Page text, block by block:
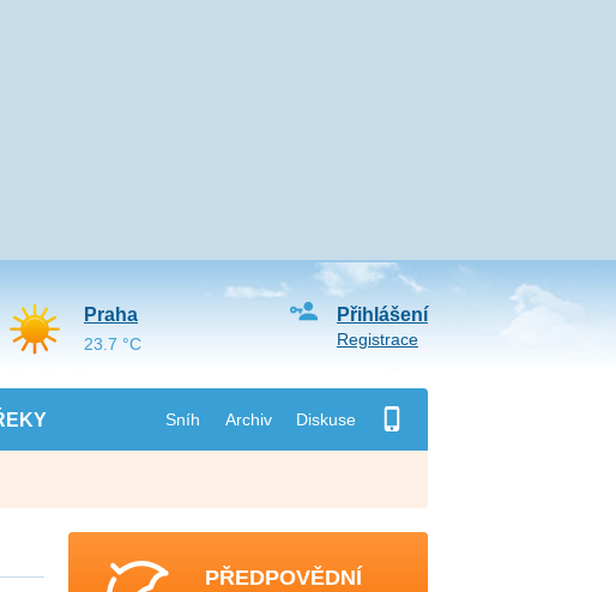
Sníh Archiv Diskuse
Přihlášení
Registrace
Praha
23.7 °C
PŘEDPOVĚDNÍ